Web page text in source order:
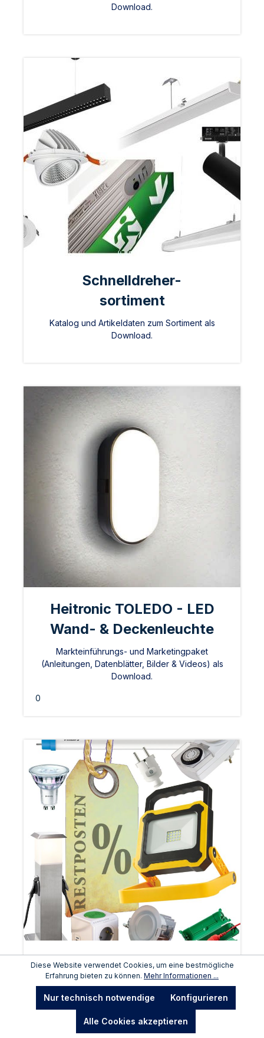
Download.
Schnelldreher-
sortiment
Katalog und Artikeldaten zum Sortiment als
Download.
Heitronic TOLEDO - LED
Wand- & Deckenleuchte
Markteinführungs- und Marketingpaket
(Anleitungen, Datenblätter, Bilder & Videos) als
Download.
0
Restpostenflyer
Zum Download und der Produktseite vom
Restpostenflyer
Diese Website verwendet Cookies, um eine bestmögliche
Erfahrung bieten zu können. Mehr Informationen ...
Nur technisch notwendige Konfigurieren
Alle Cookies akzeptieren